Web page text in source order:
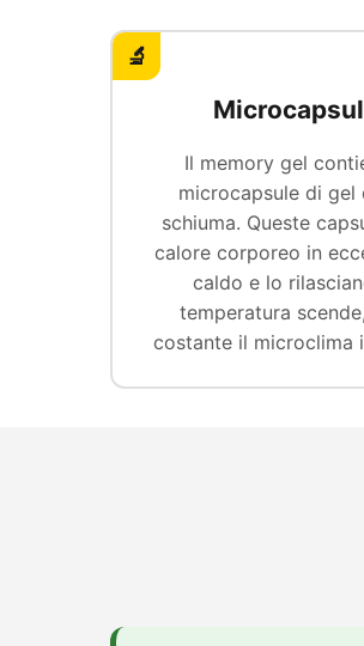
🔬
Il memory gel
microcapsule di gel
schiuma. Queste
calore corporeo in
caldo e lo
temperatura
costante il microclima